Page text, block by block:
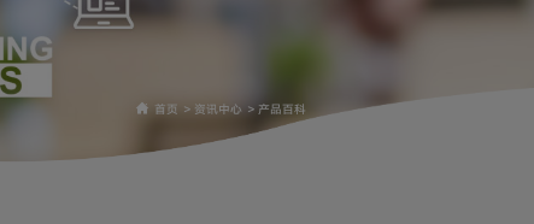
首页 > 资讯中心 > 产品百科